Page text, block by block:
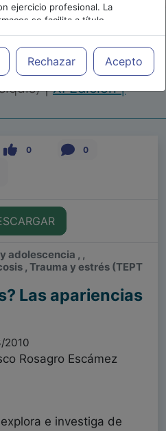
ejercicio profesional. La
se facilita a título
responsabilidad de los
medicamentos y decidir, en
más adecuado a las
Rechazar Acepto
|Congreso Virtual
Psicología y
|XI Edición |
0 0
adolescencia , ,
, Trauma y estrés (TEPT
Las apariencias
2010
Rosagro Escámez
e investiga de